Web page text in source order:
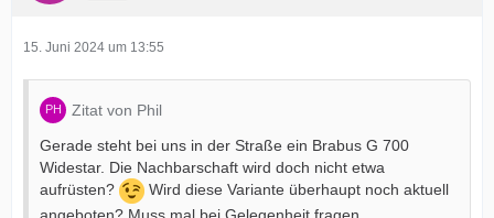
15. Juni 2024 um 13:55
Zitat von Phil
Gerade steht bei uns in der Straße ein Brabus G 700
Widestar. Die Nachbarschaft wird doch nicht etwa
aufrüsten?
Wird diese Variante überhaupt noch aktuell